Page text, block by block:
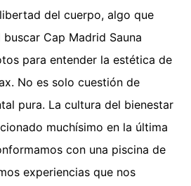
del cuerpo, algo que
Cap Madrid Sauna
para entender la estética de
No es solo cuestión de
pura. La cultura del bienestar
muchísimo en la última
con una piscina de
experiencias que nos